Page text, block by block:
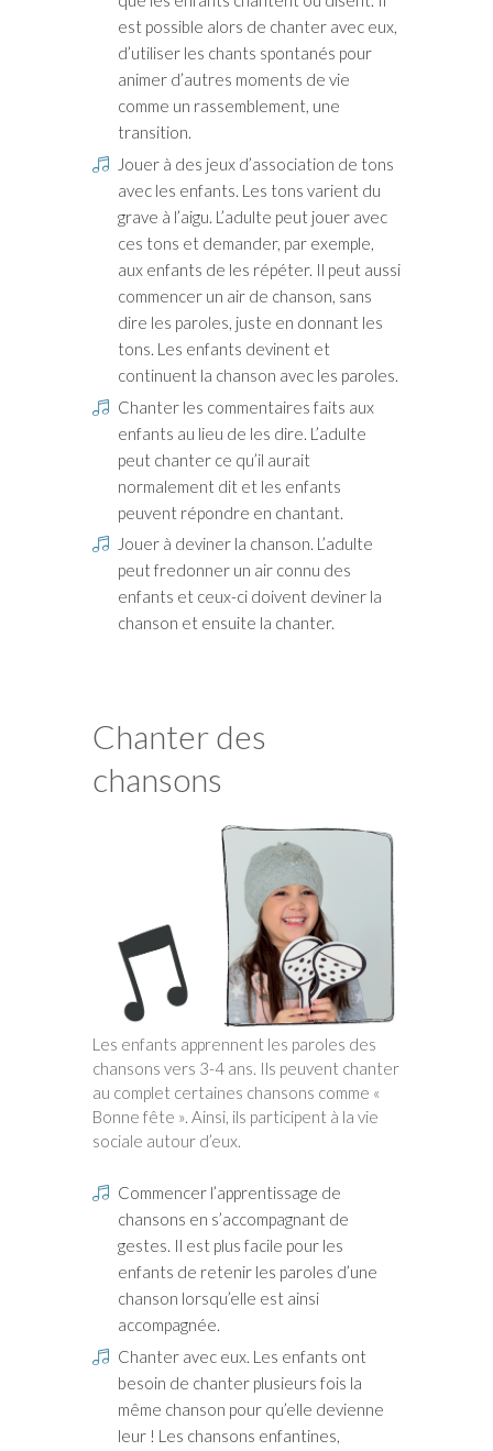
est possible alors de chanter avec eux,
d’utiliser les chants spontanés pour
animer d’autres moments de vie
comme un rassemblement, une
transition.
Jouer à des jeux d’association de tons
avec les enfants. Les tons varient du
grave à l’aigu. L’adulte peut jouer avec
ces tons et demander, par exemple,
aux enfants de les répéter. Il peut aussi
commencer un air de chanson, sans
dire les paroles, juste en donnant les
tons. Les enfants devinent et
continuent la chanson avec les paroles.
Chanter les commentaires faits aux
enfants au lieu de les dire. L’adulte
peut chanter ce qu’il aurait
normalement dit et les enfants
peuvent répondre en chantant.
Jouer à deviner la chanson. L’adulte
peut fredonner un air connu des
enfants et ceux-ci doivent deviner la
chanson et ensuite la chanter.
Chanter des
chansons
Les enfants apprennent les paroles des
chansons vers 3-4 ans. Ils peuvent chanter
au complet certaines chansons comme «
Bonne fête ». Ainsi, ils participent à la vie
sociale autour d’eux.
Commencer l’apprentissage de
chansons en s’accompagnant de
gestes. Il est plus facile pour les
enfants de retenir les paroles d’une
chanson lorsqu’elle est ainsi
accompagnée.
Chanter avec eux. Les enfants ont
besoin de chanter plusieurs fois la
même chanson pour qu’elle devienne
leur ! Les chansons enfantines,